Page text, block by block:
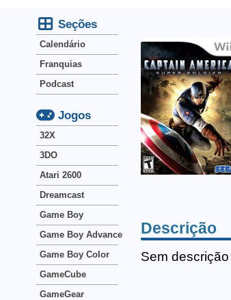
Descrição
Sem
Seções
Calendário
Franquias
Podcast
Jogos
32X
3DO
Atari 2600
Dreamcast
Game Boy
Game Boy Advance
Game Boy Color
GameCube
GameGear